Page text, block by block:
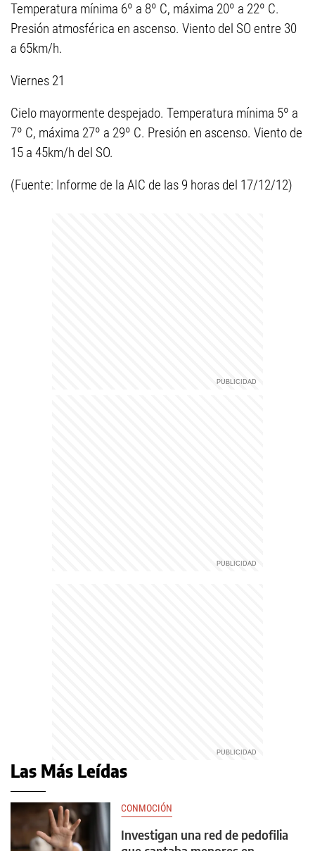
Temperatura mínima 6º a 8º C, máxima 20º a 22º C.
Presión atmosférica en ascenso. Viento del SO entre 30
a 65km/h.
Viernes 21
Cielo mayormente despejado. Temperatura mínima 5º a
7º C, máxima 27º a 29º C. Presión en ascenso. Viento de
15 a 45km/h del SO.
(Fuente: Informe de la AIC de las 9 horas del 17/12/12)
Las Más Leídas
CONMOCIÓN
Investigan una red de pedofilia